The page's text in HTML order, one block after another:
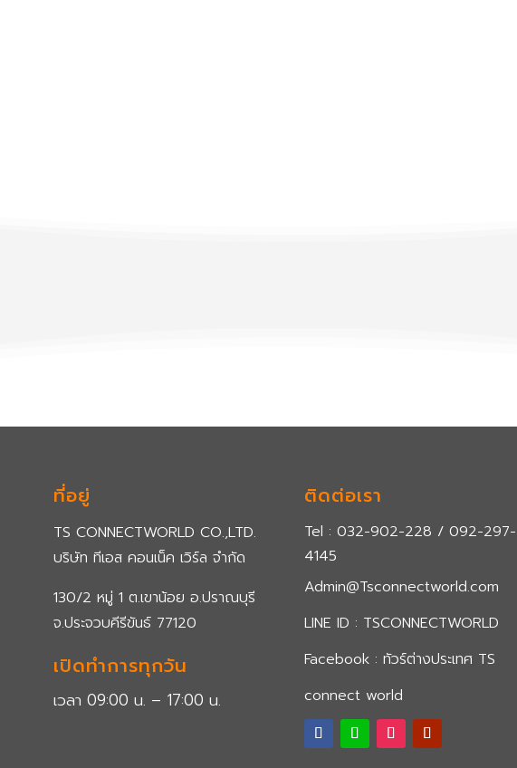
ที่อยู่
TS CONNECTWORLD CO.,LTD.
บริษัท ทีเอส คอนเน็ค เวิร์ล จำกัด
130/2 หมู่ 1 ต.เขาน้อย อ.ปราณบุรี
จ.ประจวบคีรีขันธ์ 77120
เปิดทำการทุกวัน
เวลา 09:00 น. – 17:00 น.
ติดต่อเรา
Tel : 032-902-228 / 092-297-
4145
Admin@Tsconnectworld.com
LINE ID : TSCONNECTWORLD
Facebook :ทัวร์ต่างประเทศ TS
connect world